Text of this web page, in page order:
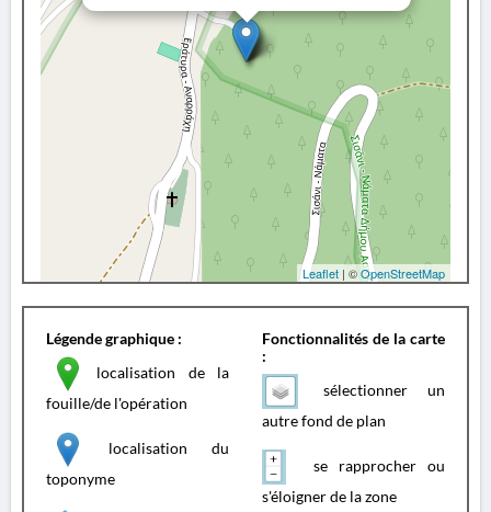
Leaflet | ©OpenStreetMap
Légende graphique :
localisation de la
fouille/de l'opération
localisation du
toponyme
Fonctionnalités de la carte
:
sélectionner un
autre fond de plan
se rapprocher ou
s'éloigner de la zone